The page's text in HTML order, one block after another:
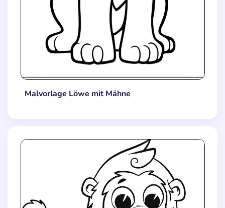
Malvorlage Löwe mit Mähne